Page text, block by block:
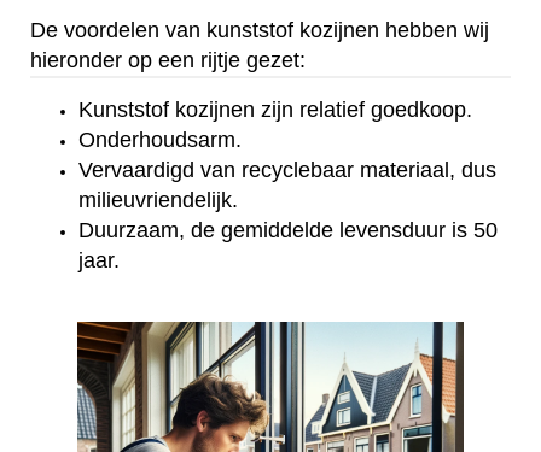
De voordelen van kunststof kozijnen hebben wij
hieronder op een rijtje gezet:
Kunststof kozijnen zijn relatief goedkoop.
Onderhoudsarm.
Vervaardigd van recyclebaar materiaal, dus
milieuvriendelijk.
Duurzaam, de gemiddelde levensduur is 50
jaar.